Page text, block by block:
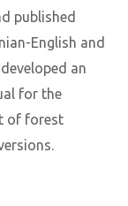
published
English and
an
for the
of forest